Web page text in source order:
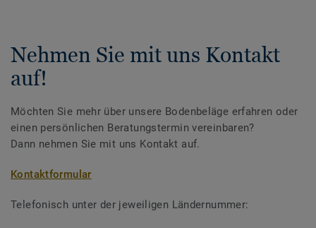
Nehmen Sie mit uns Kontakt
auf!
Möchten Sie mehr über unsere Bodenbeläge erfahren oder
einen persönlichen Beratungstermin vereinbaren?
Dann nehmen Sie mit uns Kontakt auf.
Kontaktformular
Telefonisch unter der jeweiligen Ländernummer: